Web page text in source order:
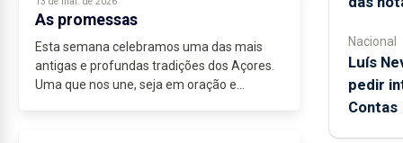
As promessas
Esta semana celebramos uma das mais
antigas e profundas tradições dos Açores.
Uma que nos une, seja em oração e
Nacional
Luís
pedir
Contas